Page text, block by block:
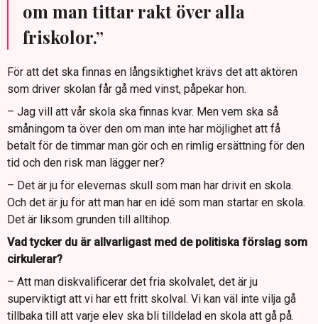
om man tittar rakt över alla
friskolor.”
För att det ska finnas en långsiktighet krävs det att aktören
som driver skolan får gå med vinst, påpekar hon.
– Jag vill att vår skola ska finnas kvar. Men vem ska så
småningom ta över den om man inte har möjlighet att få
betalt för de timmar man gör och en rimlig ersättning för den
tid och den risk man lägger ner?
– Det är ju för elevernas skull som man har drivit en skola.
Och det är ju för att man har en idé som man startar en skola.
Det är liksom grunden till alltihop.
Vad tycker du är allvarligast med de politiska förslag som
cirkulerar?
– Att man diskvalificerar det fria skolvalet, det är ju
superviktigt att vi har ett fritt skolval. Vi kan väl inte vilja gå
tillbaka till att varje elev ska bli tilldelad en skola att gå på.